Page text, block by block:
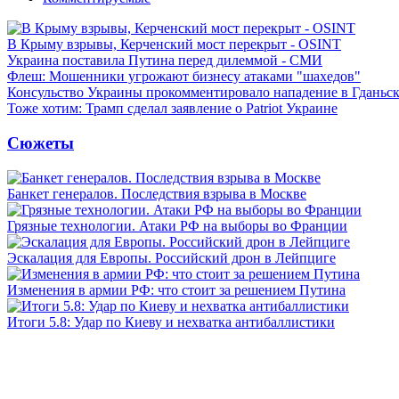
В Крыму взрывы, Керченский мост перекрыт - OSINT
Украина поставила Путина перед дилеммой - СМИ
Флеш: Мошенники угрожают бизнесу атаками "шахедов"
Консульство Украины прокомментировало нападение в
Тоже хотим: Трамп сделал заявление о Patriot Украине
Сюжеты
Банкет генералов. Последствия взрыва в Москве
Грязные технологии. Атаки РФ на выборы во Франции
Эскалация для Европы. Российский дрон в Лейпциге
Изменения в армии РФ: что стоит за решением Путина
Итоги 5.8: Удар по Киеву и нехватка антибаллистики